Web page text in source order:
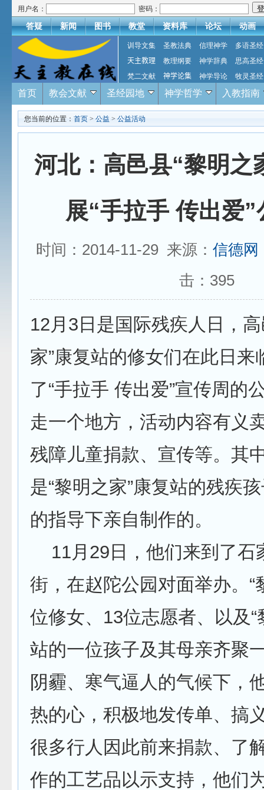
用户名： 密码：
答疑 新闻 图书 教堂 资料库 论坛 动画
训导文集 圣教法典 信理神学
多语圣经
天主教理
教理纲要 神学辞典
思高圣经
梵二文献
神学论集 神学导论 牧灵圣经
首页 教会文献 圣经园地 神学哲学 入教指南
您当前的位置： 首页 > 公益 > 公益活动
河北：高邑县“黎明之
展“手拉手 传出爱
时间：2014-11-29 来源： 信德网
击： 395
12月3日是国际残疾人日，
家”康复站的修女们在此日来
了“手拉手 传出爱”宣传周的
走一个地方，活动内容有义
残障儿童捐款、宣传等。其
是“黎明之家”康复站的残疾
的指导下亲自制作的。
11月29日，他们来到了石
街，在赵陀公园对面举办。“
位修女、13位志愿者、以及“
站的一位孩子及其母亲齐聚
阴霾、寒气逼人的气候下，
热的心，积极地发传单、搞
很多行人因此前来捐款、了
作的工艺品以示支持，他们